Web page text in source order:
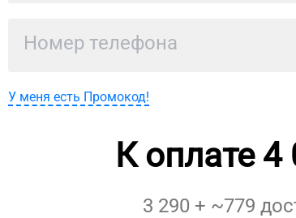
У меня есть Промокод!
К оплате 4
3 290 + ~779